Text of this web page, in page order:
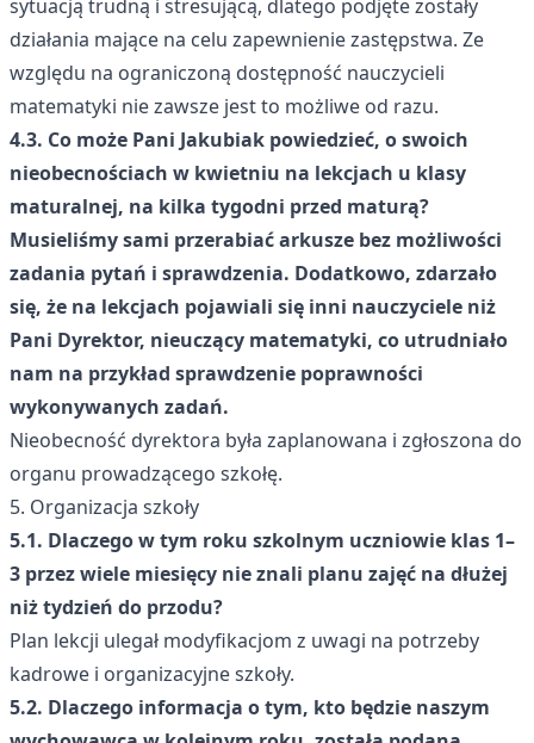
sytuacją trudną i stresującą, dlatego podjęte zostały
działania mające na celu zapewnienie zastępstwa. Ze
względu na ograniczoną dostępność nauczycieli
matematyki nie zawsze jest to możliwe od razu.
4.3. Co może Pani Jakubiak powiedzieć, o swoich
nieobecnościach w kwietniu na lekcjach u klasy
maturalnej, na kilka tygodni przed maturą?
Musieliśmy sami przerabiać arkusze bez możliwości
zadania pytań i sprawdzenia. Dodatkowo, zdarzało
się, że na lekcjach pojawiali się inni nauczyciele niż
Pani Dyrektor, nieuczący matematyki, co utrudniało
nam na przykład sprawdzenie poprawności
wykonywanych zadań.
Nieobecność dyrektora była zaplanowana i zgłoszona do
organu prowadzącego szkołę.
5. Organizacja szkoły
5.1. Dlaczego w tym roku szkolnym uczniowie klas 1–
3 przez wiele miesięcy nie znali planu zajęć na dłużej
niż tydzień do przodu?
Plan lekcji ulegał modyfikacjom z uwagi na potrzeby
kadrowe i organizacyjne szkoły.
5.2. Dlaczego informacja o tym, kto będzie naszym